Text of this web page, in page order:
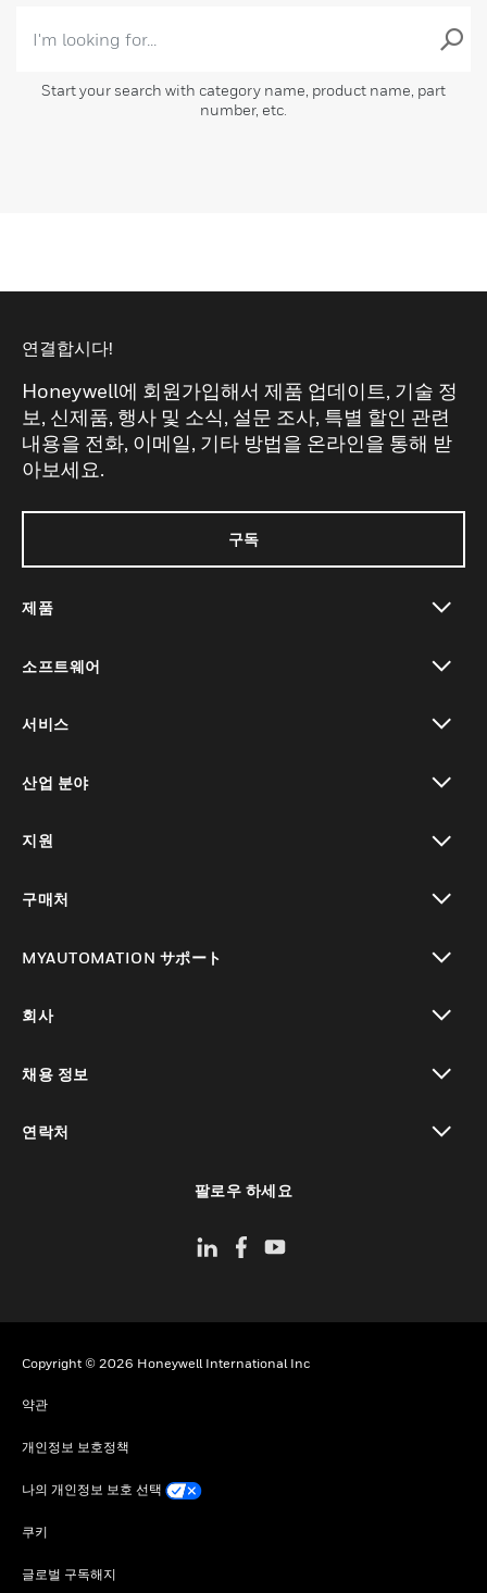
Start your search with category name, product name, part
number, etc.
연결합시다!
Honeywell에 회원가입해서 제품 업데이트, 기술 정
보, 신제품, 행사 및 소식, 설문 조사, 특별 할인 관련
내용을 전화, 이메일, 기타 방법을 온라인을 통해 받
아보세요.
구독
제품
소프트웨어
서비스
산업 분야
지원
구매처
MYAUTOMATION サポート
회사
채용 정보
연락처
팔로우 하세요
Copyright © 2026 Honeywell International Inc
약관
개인정보 보호정책
나의 개인정보 보호 선택
쿠키
글로벌 구독해지